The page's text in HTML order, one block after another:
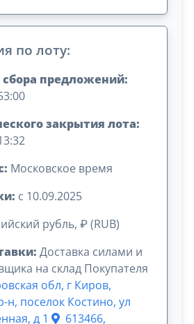
по лоту:
предложений:
закрытия лота:
Московское время
с 10.09.2025
рубль, ₽ (RUB)
Доставка силами и
на склад Покупателя
обл, г Киров,
н, поселок Костино, ул
д 1
613466,